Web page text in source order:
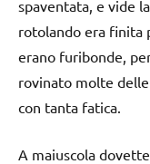
spaventata, e vide
rotolando era finita
erano furibonde,
rovinato molte
con tanta fatica.
A maiuscola